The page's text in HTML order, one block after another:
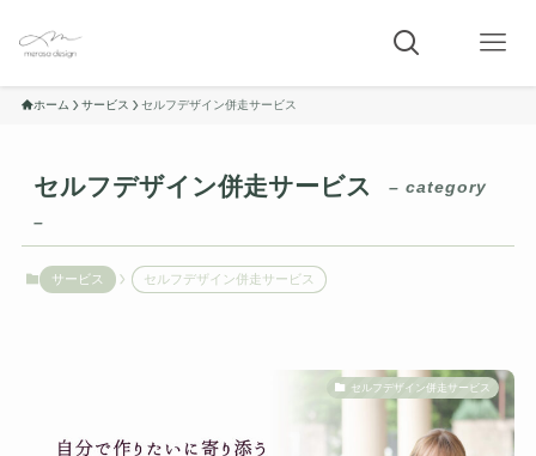
ホーム サービス セルフデザイン併走サービス
セルフデザイン併走サービス
– category
–
サービス セルフデザイン併走サービス
セルフデザイン併走サービス